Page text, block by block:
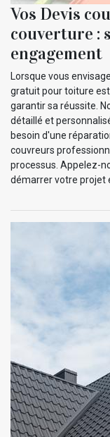
Vos Devis
couverture :
engagement
Lorsque vous
gratuit pour toiture
garantir sa réussite.
détaillé et
besoin d'une
couvreurs
processus. Appelez-
démarrer votre projet